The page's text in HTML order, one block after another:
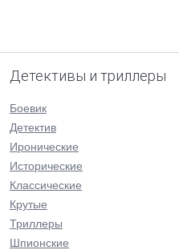
Детективы и триллеры
Боевик
Детектив
Иронические
Исторические
Классические
Крутые
Триллеры
Шпионские